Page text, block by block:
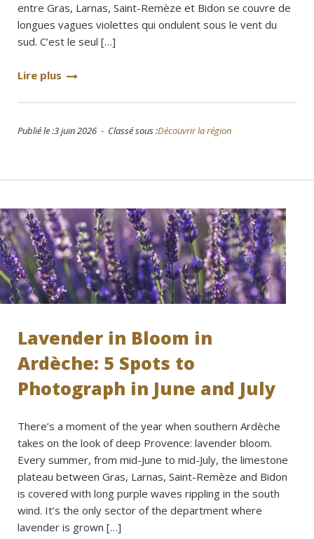
entre Gras, Larnas, Saint-Remèze et Bidon se couvre de
longues vagues violettes qui ondulent sous le vent du
sud. C’est le seul […]
Lire plus
Publié le :3 juin 2026 - Classé sous :Découvrir la région
Lavender in Bloom in
Ardèche: 5 Spots to
Photograph in June and July
There’s a moment of the year when southern Ardèche
takes on the look of deep Provence: lavender bloom.
Every summer, from mid-June to mid-July, the limestone
plateau between Gras, Larnas, Saint-Remèze and Bidon
is covered with long purple waves rippling in the south
wind. It’s the only sector of the department where
lavender is grown […]